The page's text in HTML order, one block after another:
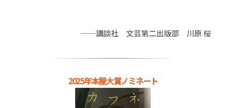
──講談社 文芸第二出版部 川原 桜
2025年本屋大賞ノミネート